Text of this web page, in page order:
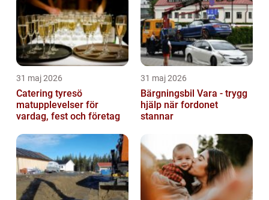
31 maj 2026
Catering tyresö
matupplevelser för
vardag, fest och företag
31 maj 2026
Bärgningsbil Vara - trygg
hjälp när fordonet
stannar